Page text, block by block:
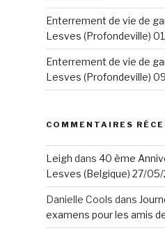
Enterrement de vie de
Lesves (Profondeville)
Enterrement de vie de
Lesves (Profondeville)
COMMENTAIRES
Leigh dans 40 ème
Lesves (Belgique) 27/05/
Danielle Cools dans
examens pour les amis